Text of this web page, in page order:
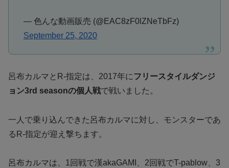
— 色んな動画販売 (@EAC8zF0lZNeTbFz)
September 25, 2020
呂布カルマとR-指定は、2017年にフリースタイルダンジ
ョン3rd seasonの個人戦で戦いました。
一人で乗り込んできた呂布カルマに対し、モンスターであ
るR-指定が迎え撃ちます。
呂布カルマは、1回戦で漢akaGAMI、2回戦でT-pablow、3